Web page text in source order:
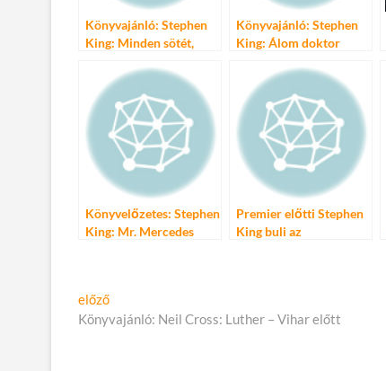
Könyvajánló: Stephen
King: Minden sötét,
Könyvajánló: Stephen
King: Álom doktor
Könyvelőzetes: Stephen
King: Mr. Mercedes
Premier előtti Stephen
King buli az
Bejegyzés
navigáció
előzőElőző
cikk:
Könyvajánló: Neil Cross: Luther – Vihar előtt